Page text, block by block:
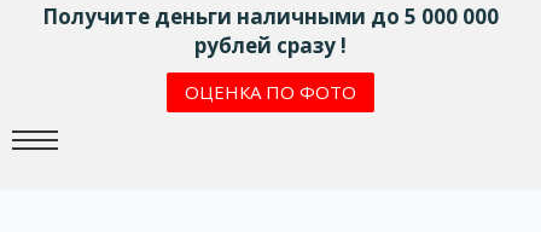
Получите деньги наличными до 5 000 000
рублей сразу !
ОЦЕНКА ПО ФОТО